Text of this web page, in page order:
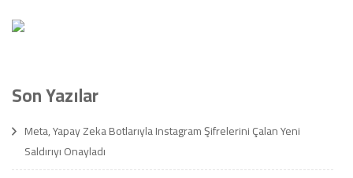
Son Yazılar
Meta, Yapay Zeka Botlarıyla Instagram Şifrelerini Çalan Yeni
Saldırıyı Onayladı